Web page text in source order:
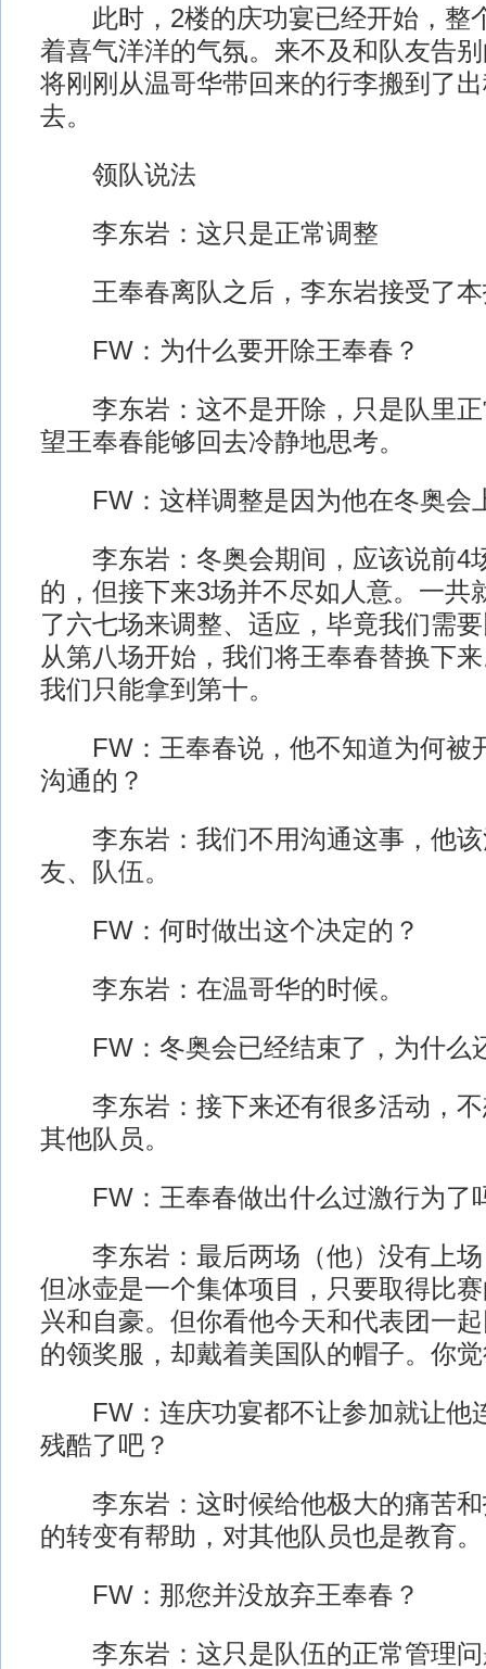
此时，2楼的庆功宴已经开始，整
着喜气洋洋的气氛。来不及和队友告
将刚刚从温哥华带回来的行李搬到了
去。
领队说法
李东岩：这只是正常调整
王奉春离队之后，李东岩接受了本
FW：为什么要开除王奉春？
李东岩：这不是开除，只是队里正
望王奉春能够回去冷静地思考。
FW：这样调整是因为他在冬奥会
李东岩：冬奥会期间，应该说前4
的，但接下来3场并不尽如人意。一共
了六七场来调整、适应，毕竟我们需
从第八场开始，我们将王奉春替换下
我们只能拿到第十。
FW：王奉春说，他不知道为何被
沟通的？
李东岩：我们不用沟通这事，他该
友、队伍。
FW：何时做出这个决定的？
李东岩：在温哥华的时候。
FW：冬奥会已经结束了，为什么
李东岩：接下来还有很多活动，不
其他队员。
FW：王奉春做出什么过激行为了
李东岩：最后两场（他）没有上场
但冰壶是一个集体项目，只要取得比
兴和自豪。但你看他今天和代表团一
的领奖服，却戴着美国队的帽子。你
FW：连庆功宴都不让参加就让他
残酷了吧？
李东岩：这时候给他极大的痛苦和
的转变有帮助，对其他队员也是教育。
FW：那您并没放弃王奉春？
李东岩：这只是队伍的正常管理问